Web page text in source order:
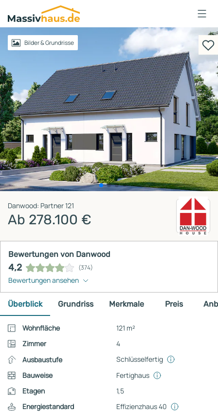
Massivhaus
Logo
AnmeldenBilder & Grundrisse
Danwood: Partner 121
Ab 278.100 €
Bewertungen von Danwood
4,2 (374)
Bewertungen ansehen
Überblick Grundriss Merkmale Preis
Wohnfläche
121 m²
Zimmer
4
Ausbaustufe
Schlüsselfertig
Bauweise
Fertighaus
Etagen
1,5
Energiestandard
Effizienzhaus 40